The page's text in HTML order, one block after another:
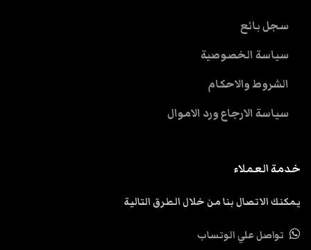
سجل بائع
سياسة الخصوصية
الشروط والاحكام
سياسة الارجاع ورد الاموال
خدمة العملاء
يمكنك الاتصال بنا من خلال الطرق التالية
تواصل علي الوتساب